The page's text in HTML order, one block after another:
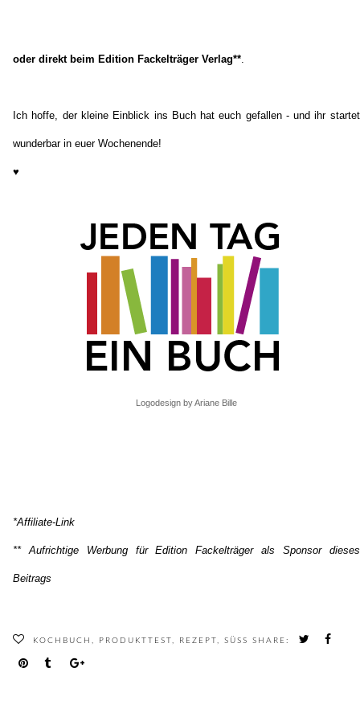
oder direkt beim Edition Fackelträger Verlag**.
Ich hoffe, der kleine Einblick ins Buch hat euch gefallen - und ihr startet
wunderbar in euer Wochenende!
♥
Logodesign by Ariane Bille
*Affiliate-Link
** Aufrichtige Werbung für Edition Fackelträger als Sponsor dieses
Beitrags
KOCHBUCH PRODUKTTEST REZEPT SÜSS SHARE: